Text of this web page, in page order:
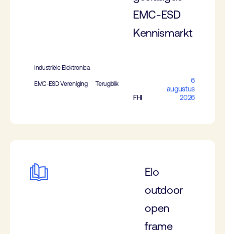
EMC-ESD
Kennismarkt
Industriële Elektronica
EMC-ESD Vereniging Terugblik
FHI
6
augustus
2026
Elo
outdoor
open
frame